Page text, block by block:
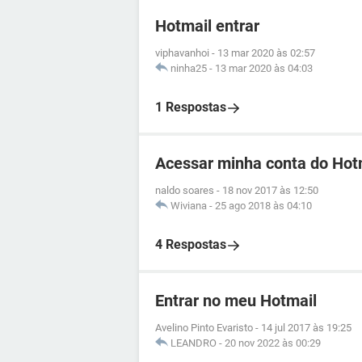
Hotmail entrar
viphavanhoi - 13 mar 2020 às 02:57
ninha25 - 13 mar 2020 às 04:03
1 Respostas
Acessar minha conta do
naldo soares - 18 nov 2017 às 12:50
Wiviana - 25 ago 2018 às 04:10
4 Respostas
Entrar no meu Hotmail
Avelino Pinto Evaristo - 14 jul 2017 às 19:25
LEANDRO - 20 nov 2022 às 00:29